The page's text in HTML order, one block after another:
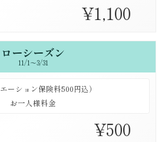
¥1,100
ローシーズン
11/1～3/31
エーション保険料500円込）
お一人様料金
¥500